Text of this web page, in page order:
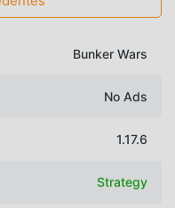
Bunker Wars
No Ads
1.17.6
Strategy